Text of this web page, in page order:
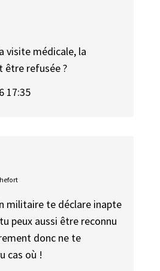
visite médicale, la
être refusée ?
17:35
militaire te déclare inapte
peux aussi être reconnu
donc ne te
cas où !